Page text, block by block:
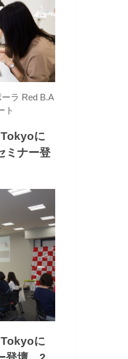
ラ Red B.A
ト
に
ミナー登
に